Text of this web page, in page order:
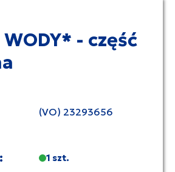
WODY* - część
(VO) 23293656
1 szt.